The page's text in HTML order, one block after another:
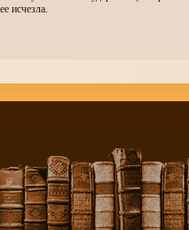
исчезла.
в "эпоху викингов". В качестве
большая часть старого
многие из них появились уже
слова, особенно
языках. Правда, в более
ткань" (из дат.Tøi),flauel"бархат"
wire) ,banki"банк",orsök"причина",
"практический",brúka
þаð er slæmt"жаль, досадно" (дат.